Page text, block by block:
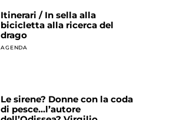
Itinerari / In sella alla
bicicletta alla ricerca del
drago
AGENDA
Le sirene? Donne con la coda
di pesce…l’autore